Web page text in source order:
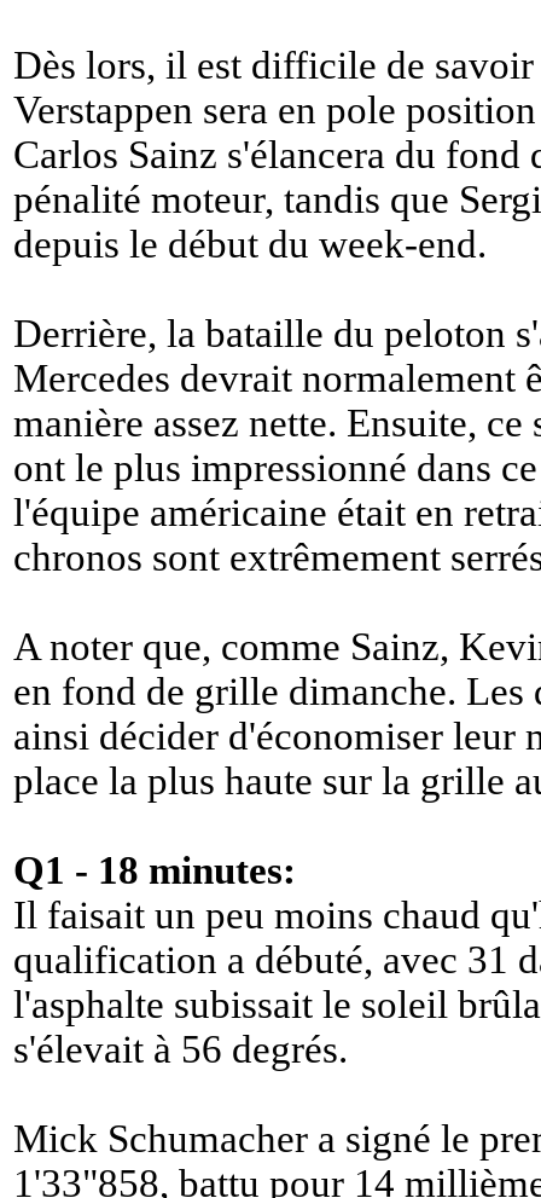
Dès lors, il est difficile de
Verstappen sera en pole
Carlos Sainz s'élancera du fond
pénalité moteur, tandis que
depuis le début du week-end.
Derrière, la bataille du peloton
Mercedes devrait normalement
manière assez nette. Ensuite,
ont le plus impressionné dans
l'équipe américaine était en
chronos sont extrêmement
A noter que, comme Sainz,
en fond de grille dimanche. Les
ainsi décider d'économiser leur
place la plus haute sur la grille
Q1 - 18 minutes:
Il faisait un peu moins chaud
qualification a débuté, avec 31
l'asphalte subissait le soleil
s'élevait à 56 degrés.
Mick Schumacher a signé le
1'33"858, battu pour 14